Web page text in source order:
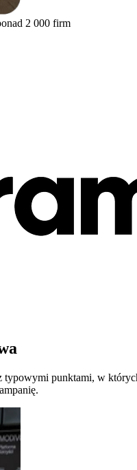
2 000 firm
punktami, w